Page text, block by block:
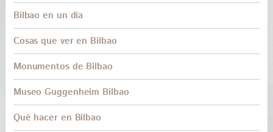
Bilbao en un día
Cosas que ver en Bilbao
Monumentos de Bilbao
Museo Guggenheim Bilbao
Qué hacer en Bilbao